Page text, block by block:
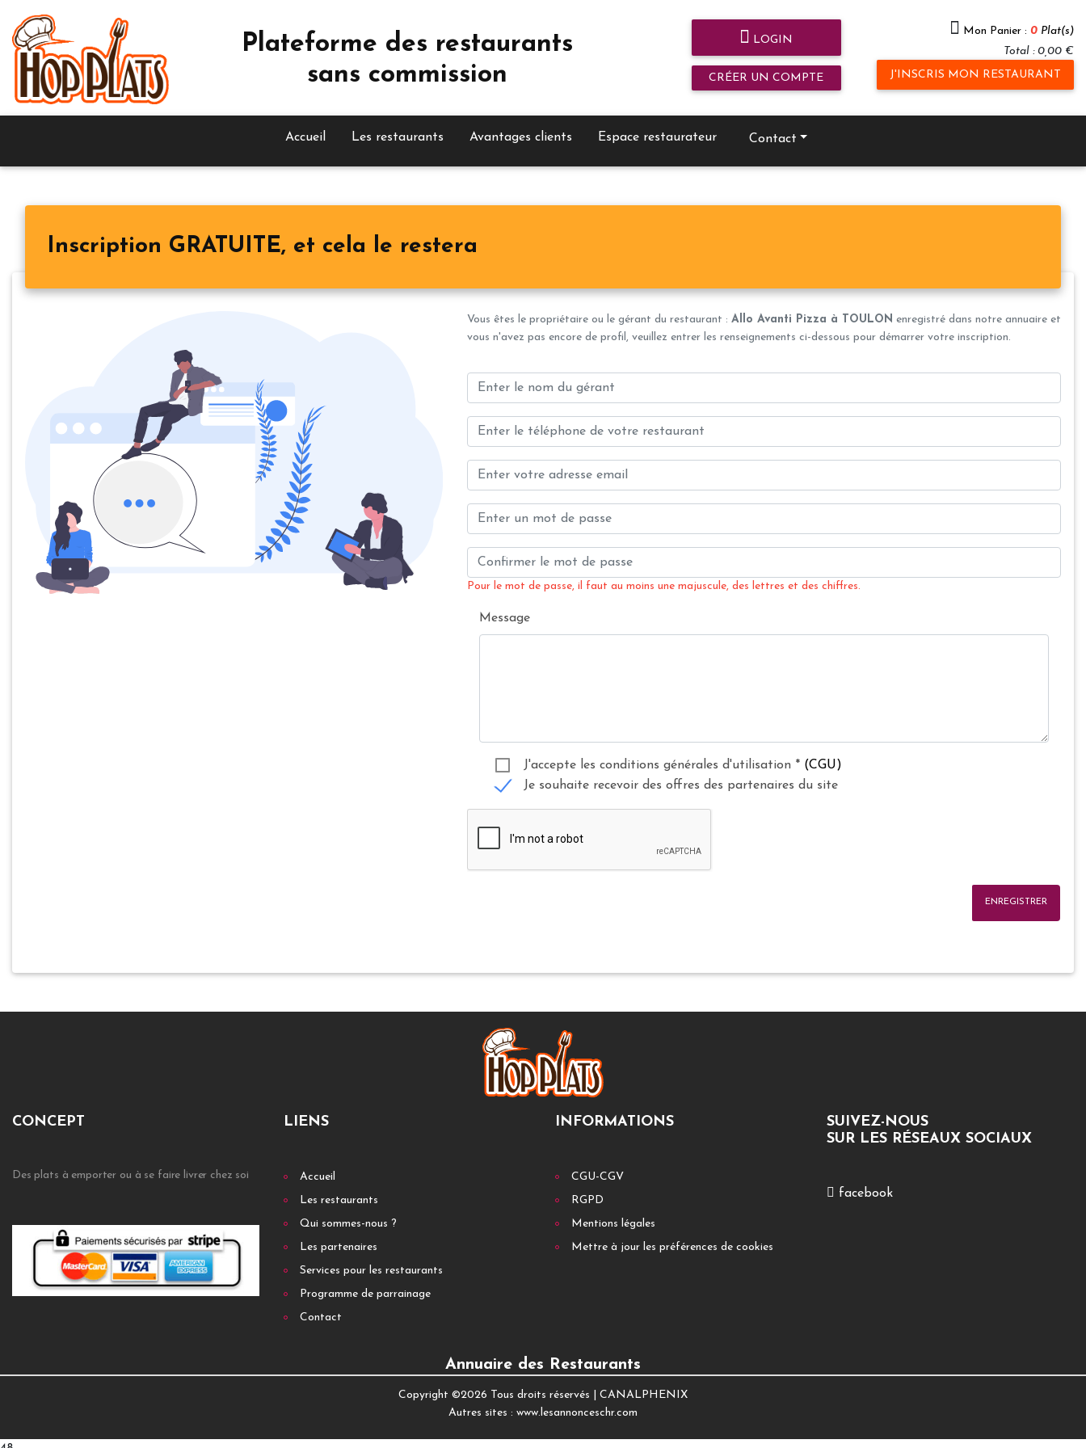
Plateforme des restaurants
sans commission
LOGIN
CRÉER UN COMPTE
Mon Panier : 0 Plat(s)
Total : 0,00 €
J'INSCRIS MON RESTAURANT
Accueil Les restaurants Avantages clients Espace restaurateur Contact
Inscription GRATUITE, et cela le restera
Vous êtes le propriétaire ou le gérant du restaurant : Allo Avanti Pizza à TOULON enregistré dans notre annuaire et
vous n'avez pas encore de profil, veuillez entrer les renseignements ci-dessous pour démarrer votre inscription.
Pour le mot de passe, il faut au moins une majuscule, des lettres et des chiffres.
Message
J'accepte les conditions générales d'utilisation * (CGU)
Je souhaite recevoir des offres des partenaires du site
ENREGISTRER
CONCEPT
Des plats à emporter ou à se faire livrer chez soi
LIENS
Accueil
Les restaurants
Qui sommes-nous ?
Les partenaires
Services pour les restaurants
Programme de parrainage
Contact
INFORMATIONS
CGU-CGV
RGPD
Mentions légales
Mettre à jour les préférences de cookies
SUIVEZ-NOUS
SUR LES RÉSEAUX SOCIAUX
facebook
Annuaire des Restaurants
Copyright ©2026 Tous droits réservés | CANALPHENIX
Autres sites : www.lesannonceschr.com